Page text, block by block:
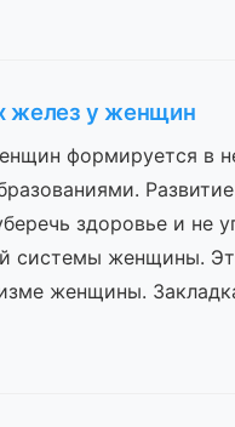
желез у женщин
формируется в
здоровье и не
системы женщины.
женщины.